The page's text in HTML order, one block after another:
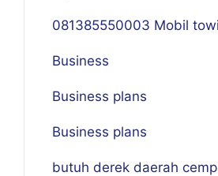
081385550003 Mobil
Business
Business plans
Business plans
butuh derek daerah